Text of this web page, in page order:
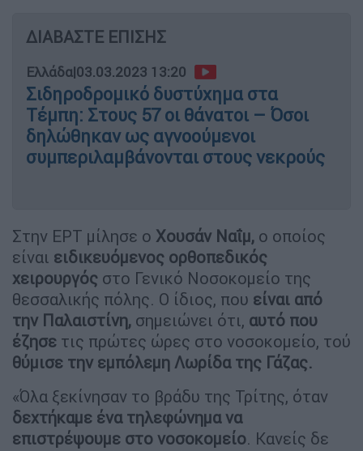
ΔΙΑΒΑΣΤΕ ΕΠΙΣΗΣ
Ελλάδα|03.03.2023 13:20
Σιδηροδρομικό δυστύχημα στα
Τέμπη: Στους 57 οι θάνατοι – Όσοι
δηλώθηκαν ως αγνοούμενοι
συμπεριλαμβάνονται στους νεκρούς
Στην ΕΡΤ μίλησε ο Χουσάν Ναΐμ, ο οποίος
είναι ειδικευόμενος ορθοπεδικός
χειρουργός στο Γενικό Νοσοκομείο της
θεσσαλικής πόλης. Ο ίδιος, που είναι από
την Παλαιστίνη, σημειώνει ότι, αυτό που
έζησε τις πρώτες ώρες στο νοσοκομείο, τού
θύμισε την εμπόλεμη Λωρίδα της Γάζας.
«Όλα ξεκίνησαν το βράδυ της Τρίτης, όταν
δεχτήκαμε ένα τηλεφώνημα να
επιστρέψουμε στο νοσοκομείο. Κανείς δε